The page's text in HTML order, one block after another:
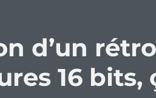
d’un
16 bits,